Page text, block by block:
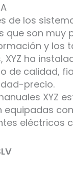
de los
que son muy
y los
XYZ ha
de calidad,
precio.
XYZ
equipadas
eléctricos